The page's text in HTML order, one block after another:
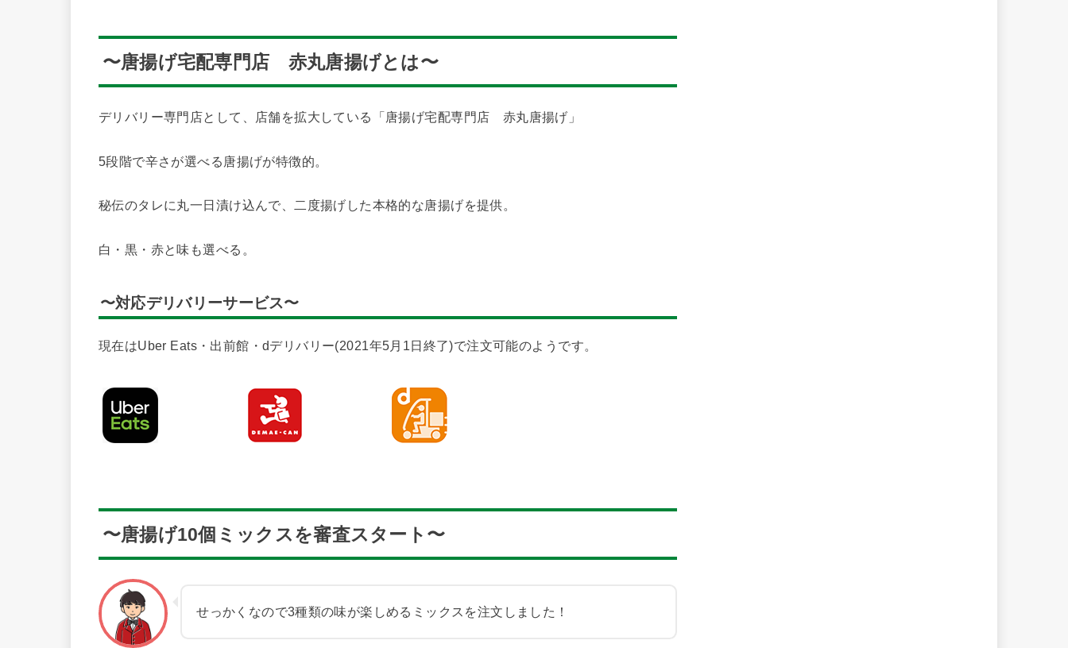
〜唐揚げ宅配専門店 赤丸唐揚げとは〜
デリバリー専門店として、店舗を拡大している「唐揚げ宅配専門店 赤丸唐揚げ」
5段階で辛さが選べる唐揚げが特徴的。
秘伝のタレに丸一日漬け込んで、二度揚げした本格的な唐揚げを提供。
白・黒・赤と味も選べる。
〜対応デリバリーサービス〜
現在はUber Eats・出前館・dデリバリー(2021年5月1日終了)で注文可能のようです。
〜唐揚げ10個ミックスを審査スタート〜
せっかくなので3種類の味が楽しめるミックスを注文しました！